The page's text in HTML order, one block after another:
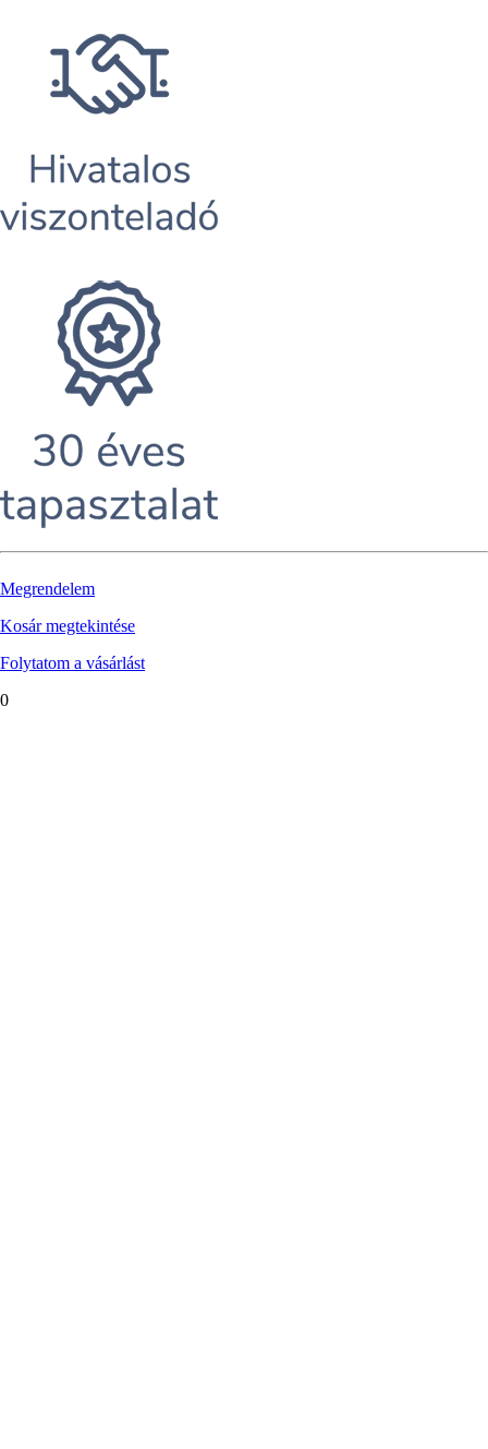
Megrendelem
Kosár megtekintése
Folytatom a vásárlást
0